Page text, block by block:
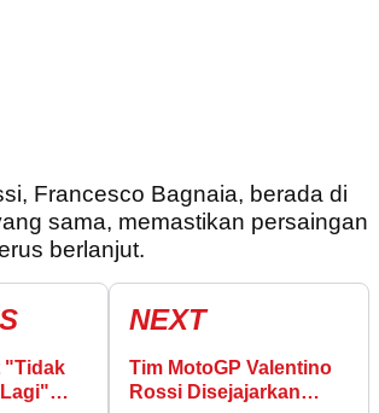
Francesco Bagnaia, berada di
sama, memastikan persaingan
berlanjut.
"Tidak
NEXT
Tim MotoGP Valentino
Rossi Disejajarkan